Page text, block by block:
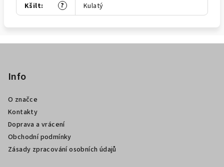
?
Kšilt: Kulatý
Info
O značce
Kontakty
Doprava a vrácení
Obchodní podmínky
Zásady zpracování osobních údajů